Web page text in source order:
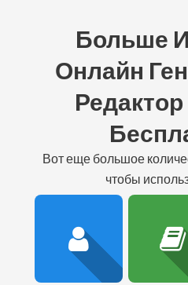
Больше
Онлайн
вот еще большое количество иконок для вас,
чтобы